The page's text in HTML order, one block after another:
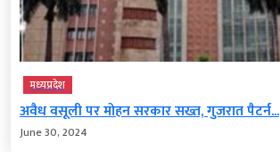
मध्‍यप्रदेश
अवैध वसूली पर मोहन सरकार सख्त, गुजरात पैटर्न...
June 30, 2024